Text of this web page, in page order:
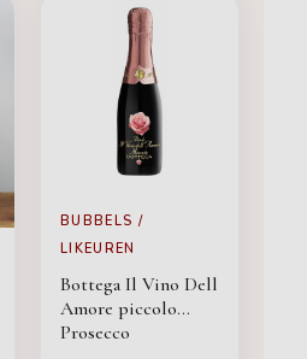
BUBBELS /
LIKEUREN
Bottega Il Vino Dell
Amore piccolo
Prosecco